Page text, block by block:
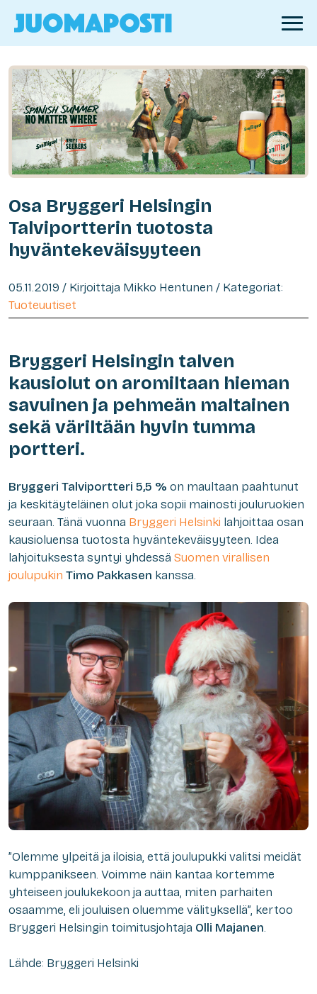
Osa Bryggeri Helsingin
Talviportterin tuotosta
hyväntekeväisyyteen
05.11.2019 / Kirjoittaja Mikko Hentunen / Kategoriat:
Tuoteuutiset
Bryggeri Helsingin talven
kausiolut on aromiltaan hieman
savuinen ja pehmeän maltainen
sekä väriltään hyvin tumma
portteri.
Bryggeri Talviportteri 5,5 % on maultaan paahtunut
ja keskitäyteläinen olut joka sopii mainosti jouluruokien
seuraan. Tänä vuonna Bryggeri Helsinki lahjoittaa osan
kausioluensa tuotosta hyväntekeväisyyteen. Idea
lahjoituksesta syntyi yhdessä Suomen virallisen
joulupukin Timo Pakkasen kanssa.
”Olemme ylpeitä ja iloisia, että joulupukki valitsi meidät
kumppanikseen. Voimme näin kantaa kortemme
yhteiseen joulukekoon ja auttaa, miten parhaiten
osaamme, eli jouluisen oluemme välityksellä”, kertoo
Bryggeri Helsingin toimitusjohtaja Olli Majanen.
Lähde: Bryggeri Helsinki